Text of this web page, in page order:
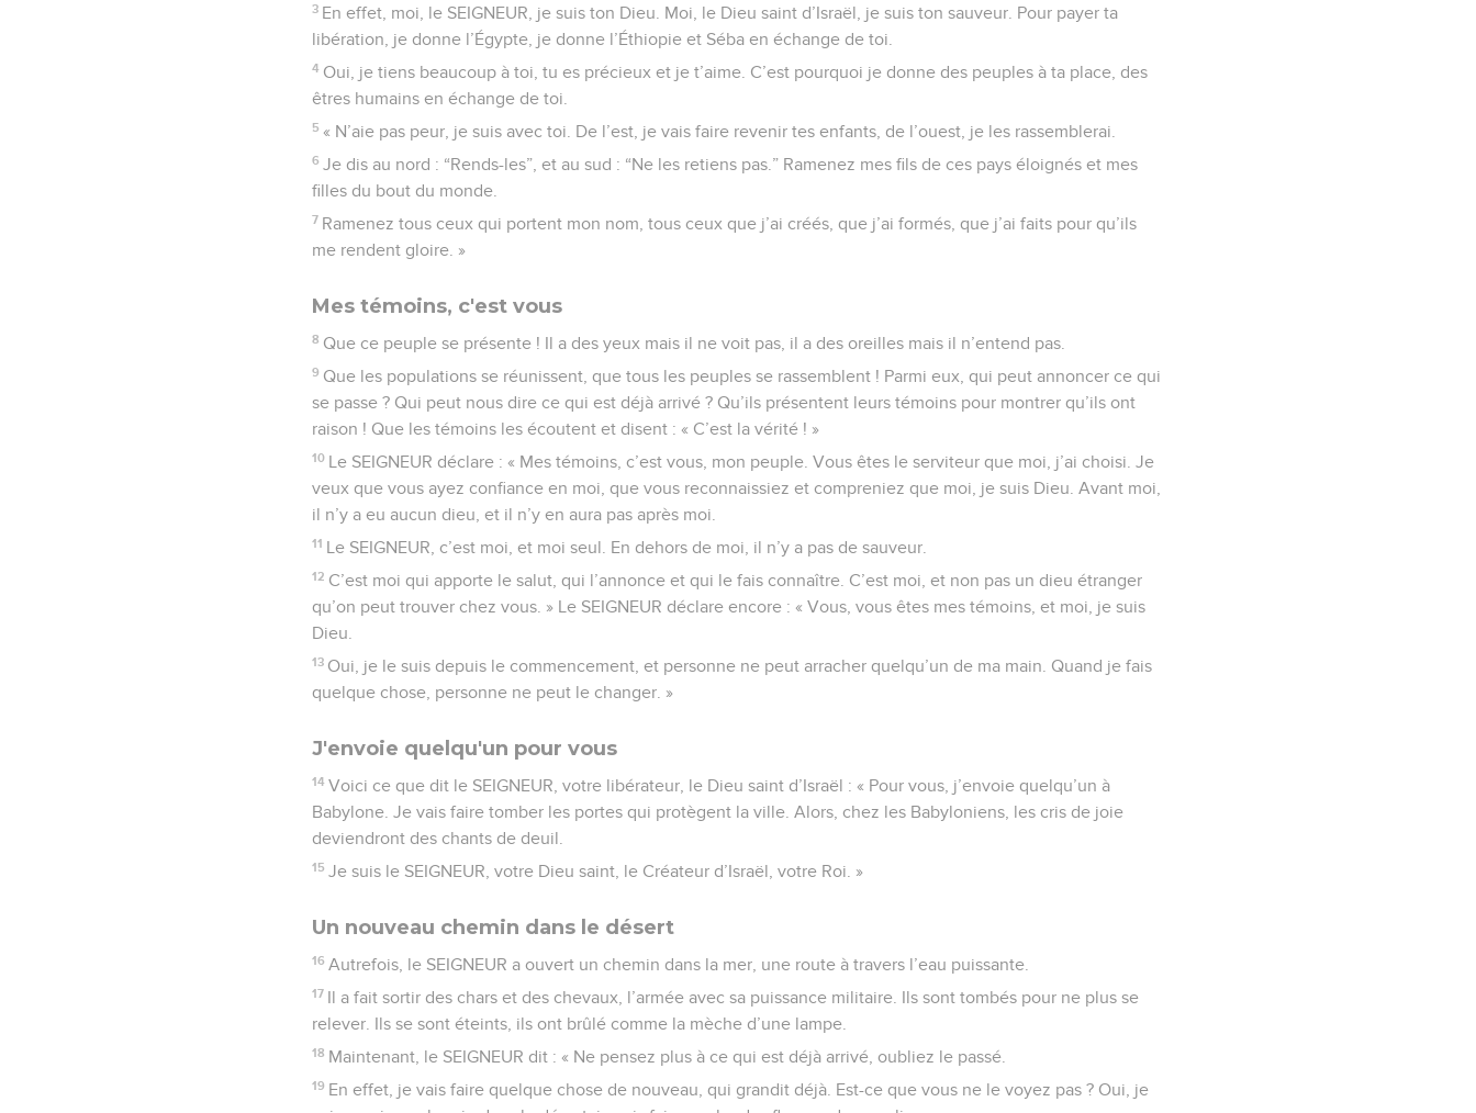
3 En effet, moi, le SEIGNEUR, je suis ton Dieu. Moi, le Dieu saint d’Israël, je suis ton sauveur. Pour payer ta
libération, je donne l’Égypte, je donne l’Éthiopie et Séba en échange de toi.
4 Oui, je tiens beaucoup à toi, tu es précieux et je t’aime. C’est pourquoi je donne des peuples à ta place, des
êtres humains en échange de toi.
5 « N’aie pas peur, je suis avec toi. De l’est, je vais faire revenir tes enfants, de l’ouest, je les rassemblerai.
6 Je dis au nord : “Rends-les”, et au sud : “Ne les retiens pas.” Ramenez mes fils de ces pays éloignés et mes
filles du bout du monde.
7 Ramenez tous ceux qui portent mon nom, tous ceux que j’ai créés, que j’ai formés, que j’ai faits pour qu’ils
me rendent gloire. »
Mes témoins, c'est vous
8 Que ce peuple se présente ! Il a des yeux mais il ne voit pas, il a des oreilles mais il n’entend pas.
9 Que les populations se réunissent, que tous les peuples se rassemblent ! Parmi eux, qui peut annoncer ce qui
se passe ? Qui peut nous dire ce qui est déjà arrivé ? Qu’ils présentent leurs témoins pour montrer qu’ils ont
raison ! Que les témoins les écoutent et disent : « C’est la vérité ! »
10 Le SEIGNEUR déclare : « Mes témoins, c’est vous, mon peuple. Vous êtes le serviteur que moi, j’ai choisi. Je
veux que vous ayez confiance en moi, que vous reconnaissiez et compreniez que moi, je suis Dieu. Avant moi,
il n’y a eu aucun dieu, et il n’y en aura pas après moi.
11 Le SEIGNEUR, c’est moi, et moi seul. En dehors de moi, il n’y a pas de sauveur.
12 C’est moi qui apporte le salut, qui l’annonce et qui le fais connaître. C’est moi, et non pas un dieu étranger
qu’on peut trouver chez vous. » Le SEIGNEUR déclare encore : « Vous, vous êtes mes témoins, et moi, je suis
Dieu.
13 Oui, je le suis depuis le commencement, et personne ne peut arracher quelqu’un de ma main. Quand je fais
quelque chose, personne ne peut le changer. »
J'envoie quelqu'un pour vous
14 Voici ce que dit le SEIGNEUR, votre libérateur, le Dieu saint d’Israël : « Pour vous, j’envoie quelqu’un à
Babylone. Je vais faire tomber les portes qui protègent la ville. Alors, chez les Babyloniens, les cris de joie
deviendront des chants de deuil.
15 Je suis le SEIGNEUR, votre Dieu saint, le Créateur d’Israël, votre Roi. »
Un nouveau chemin dans le désert
16 Autrefois, le SEIGNEUR a ouvert un chemin dans la mer, une route à travers l’eau puissante.
17 Il a fait sortir des chars et des chevaux, l’armée avec sa puissance militaire. Ils sont tombés pour ne plus se
relever. Ils se sont éteints, ils ont brûlé comme la mèche d’une lampe.
18 Maintenant, le SEIGNEUR dit : « Ne pensez plus à ce qui est déjà arrivé, oubliez le passé.
19 En effet, je vais faire quelque chose de nouveau, qui grandit déjà. Est-ce que vous ne le voyez pas ? Oui, je